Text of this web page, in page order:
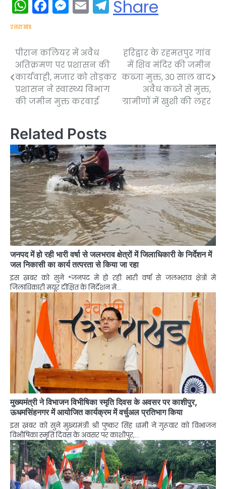
WhatsApp
Facebook
Messenger
EmailTelegram
Share
उत्तराखंड
Post
navigation
पीरान कलियर में अवैध
अतिक्रमण पर प्रशासन की
कार्यवाही, मजार को तोड़कर
प्रशासन ने स्वास्थ्य विभाग
की जमीन मुक्त करवाई
हरिद्वार के रहमतपुर गांव
में शिव मंदिर की जमीन
कब्जा मुक्त, 30 साल बाद
अवैध कब्जे से मुक्त,
ग्रामीणों में खुशी की लहर
Related Posts
जनपद में हो रही भारी वर्षा से जलभराव क्षेत्रों में जिलाधिकारी के निर्देशन में
जल निकासी का कार्य तत्परता से किया जा रहा
इस ख़बर को सुने *जनपद में हो रही भारी वर्षा से जलभराव क्षेत्रों में
जिलाधिकारी मयूर दीक्षित के निर्देशन में…
मुख्यमंत्री ने विभाजन विभीषिका स्मृति दिवस के अवसर पर काशीपुर,
ऊधमसिंहनगर में आयोजित कार्यक्रम में वर्चुअल प्रतिभाग किया
इस ख़बर को सुने मुख्यमंत्री श्री पुष्कर सिंह धामी ने गुरूवार को विभाजन
विभीषिका स्मृति दिवस के अवसर पर काशीपुर,…